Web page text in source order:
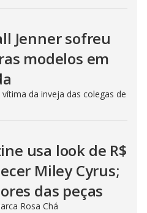
Jenner sofreu
modelos em
da inveja das colegas de
usa look de R$
Miley Cyrus;
das peças
Rosa Chá